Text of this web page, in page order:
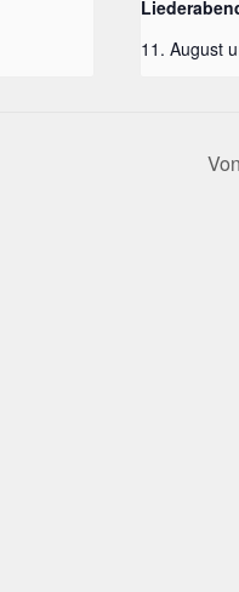
11. August